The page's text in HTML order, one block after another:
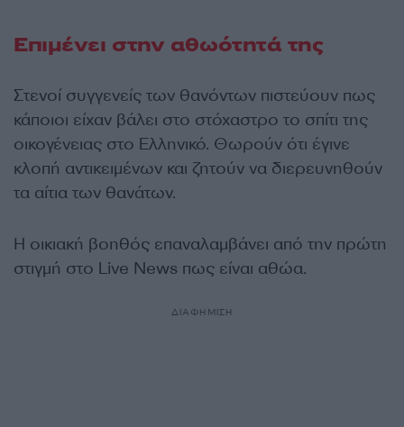
Επιμένει στην αθωότητά της
Στενοί συγγενείς των θανόντων πιστεύουν πως
κάποιοι είχαν βάλει στο στόχαστρο το σπίτι της
οικογένειας στο Ελληνικό. Θωρούν ότι έγινε
κλοπή αντικειμένων και ζητούν να διερευνηθούν
τα αίτια των θανάτων.
Η οικιακή βοηθός επαναλαμβάνει από την πρώτη
στιγμή στο Live News πως είναι αθώα.
ΔΙΑΦΗΜΙΣΗ